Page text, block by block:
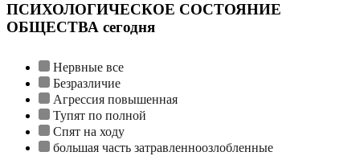
ПСИХОЛОГИЧЕСКОЕ СОСТОЯНИЕ
ОБЩЕСТВА сегодня
Нервные все
Безразличие
Агрессия повышенная
Тупят по полной
Спят на ходу
большая часть затравленноозлобленные